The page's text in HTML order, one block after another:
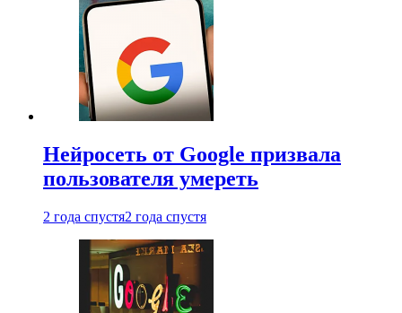
Нейросеть от Google призвала
пользователя умереть
2 года спустя2 года спустя